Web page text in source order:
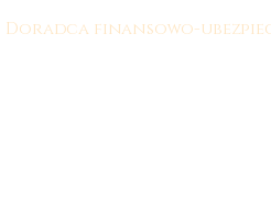
Doradca finansowo-